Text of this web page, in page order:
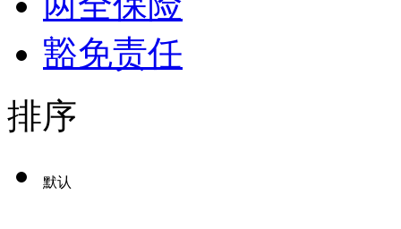
豁免责任
排序
默认